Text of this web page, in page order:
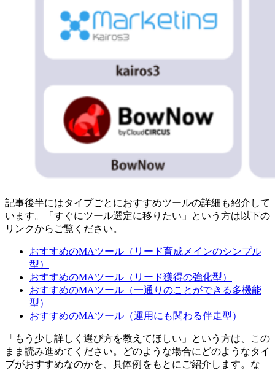
記事後半にはタイプごとにおすすめツールの詳細も紹介して
います。「すぐにツール選定に移りたい」という方は以下の
リンクからご覧ください。
おすすめのMAツール（リード育成メインのシンプル
型）
おすすめのMAツール（リード獲得の強化型）
おすすめのMAツール（一通りのことができる多機能
型）
おすすめのMAツール（運用にも関わる伴走型）
「もう少し詳しく選び方を教えてほしい」という方は、この
まま読み進めてください。どのような場合にどのようなタイ
プがおすすめなのかを、具体例をもとにご紹介します。な